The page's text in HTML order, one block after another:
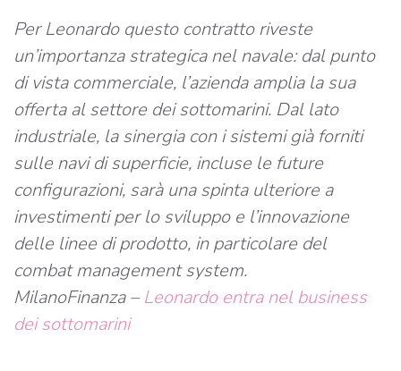
Per Leonardo questo contratto riveste
un’importanza strategica nel navale: dal punto
di vista commerciale, l’azienda amplia la sua
offerta al settore dei sottomarini. Dal lato
industriale, la sinergia con i sistemi già forniti
sulle navi di superficie, incluse le future
configurazioni, sarà una spinta ulteriore a
investimenti per lo sviluppo e l’innovazione
delle linee di prodotto, in particolare del
combat management system.
MilanoFinanza –Leonardo entra nel business
dei sottomarini